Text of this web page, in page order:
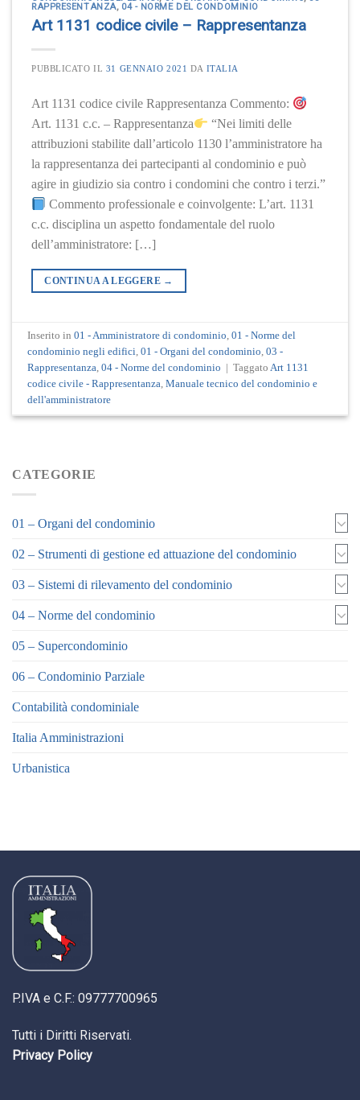
CATEGORIE
01 – Organi del condominio
02 – Strumenti di gestione ed attuazione del condominio
03 – Sistemi di rilevamento del condominio
04 – Norme del condominio
05 – Supercondominio
06 – Condominio Parziale
Contabilità condominiale
Italia Amministrazioni
Urbanistica
RAPPRESENTANZA, 04 - NORME DEL CONDOMINIO
Art 1131 codice civile – Rappresentanza
PUBBLICATO IL 31 GENNAIO 2021 DA ITALIA
Art 1131 codice civile Rappresentanza Commento:
Art. 1131 c.c. – Rappresentanza
“Nei limiti delle
attribuzioni stabilite dall’articolo 1130 l’amministratore ha
la rappresentanza dei partecipanti al condominio e può
agire in giudizio sia contro i condomini che contro i terzi.”
Commento professionale e coinvolgente: L’art. 1131
c.c. disciplina un aspetto fondamentale del ruolo
dell’amministratore: […]
CONTINUA A LEGGERE →
Inserito in01 - Amministratore di condominio,01 - Norme del
condominio negli edifici,01 - Organi del condominio,03 -
Rappresentanza,04 - Norme del condominio TaggatoArt 1131
codice civile - Rappresentanza,Manuale tecnico del condominio e
dell'amministratore
P.IVA e C.F.: 09777700965
Tutti i Diritti Riservati.
Privacy Policy